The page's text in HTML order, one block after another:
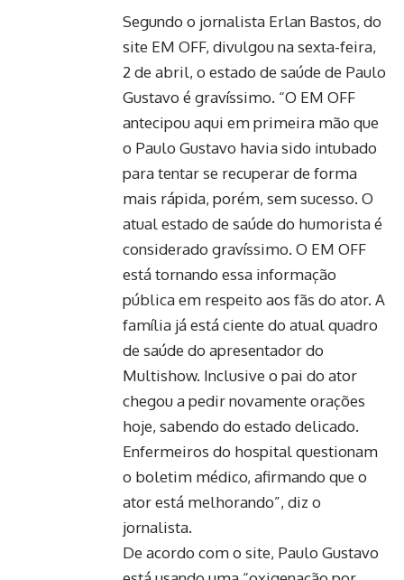
Segundo o jornalista Erlan Bastos, do
site EM OFF, divulgou na sexta-feira,
2 de abril, o estado de saúde de Paulo
Gustavo é gravíssimo. “O EM OFF
antecipou aqui em primeira mão que
o Paulo Gustavo havia sido intubado
para tentar se recuperar de forma
mais rápida, porém, sem sucesso. O
atual estado de saúde do humorista é
considerado gravíssimo. O EM OFF
está tornando essa informação
pública em respeito aos fãs do ator. A
família já está ciente do atual quadro
de saúde do apresentador do
Multishow. Inclusive o pai do ator
chegou a pedir novamente orações
hoje, sabendo do estado delicado.
Enfermeiros do hospital questionam
o boletim médico, afirmando que o
ator está melhorando”, diz o
jornalista.
De acordo com o site, Paulo Gustavo